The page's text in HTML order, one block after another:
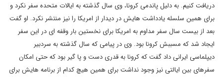
دریافت کنیم. به دلیل پاندمی کرونا، وی سال گذشته به ایالات متحده سفر نکرد و
برای همین سلسله یادداشت هایش در دیدار از امریکا را نیز منتشر نکرد. او گفت
بعد از بیست سال سفر مداوم به امریکا برای نخستین بار وقفه ای در این سفر
ایجاد شد که مسببش کرونا بود. وی در پیامی که سال گذشته به سردبیر
دیپلماسی ایرانی داد گفت که کرونا به قدری دست و پا گیر بود که حتی امکان
سفرهای بین ایالتی نیز وجود نداشت برای همین هیچ کدام از برنامه هایش برای